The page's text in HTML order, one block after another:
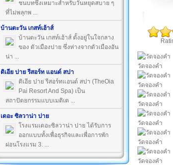
ชนบทซึ่งเหมาะสำหรับวันหยุดสบาย ๆ
ที่ไม่พลุกพ ...
บ้านตะวัน เกสท์เฮ้าส์
บ้านตะวัน เกสท์เฮ้าส์ ตั้งอยู่ในใจกลาง
ของ ตัวเมืองปาย ซึ่งห่างจากตัวเมืองอัน
น่า ...
ดิเอีย ปาย รีสอร์ท แอนด์ สปา
ดิเอีย ปาย รีสอร์ทแอนด์ สปา (TheOia
Pai Resort And Spa) เป็น
สถาปัตยกรรมแบบเมดิเต ...
เดอะ ซิลวาน่า ปาย
โรงแรมเดอะซิลวาน่า ปาย ได้รับการ
ออกแบบทั้งเพื่อธุรกิจและเพื่อการพัก
ผ่อนโรงแรม 3. ...
วัดจองคํา
วัดจองคํา
วัดจองคํา
วัดจองคํา
วัดจองคํา
วัดจองคํา